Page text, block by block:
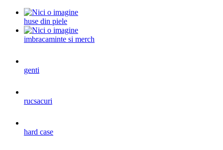
huse din piele
imbracaminte si merch
genti
rucsacuri
hard case